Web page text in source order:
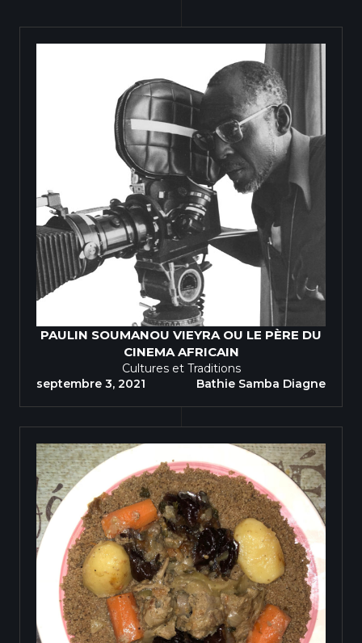
PAULIN SOUMANOU VIEYRA OU LE PÈRE DU
CINEMA AFRICAIN
Cultures et Traditions
septembre 3, 2021
Bathie Samba Diagne